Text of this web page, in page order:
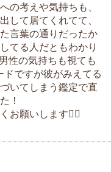
の考えや気持ちも、
して居てくれてて、
言葉の通りだったか
てる人だともわかり
性の気持ちも視ても
ドですが彼がみえてる
いてしまう鑑定で直
！
お願いします🙇‍♀️